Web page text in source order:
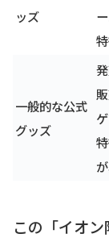
ッズ
一般的な公式
グッズ
この「イオ